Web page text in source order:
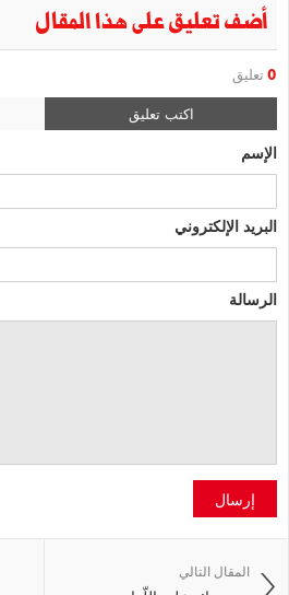
أضف تعليق على هذا المقال
0 تعليق
اكتب تعليق
الإسم
البريد الإلكتروني
الرسالة
إرسال
المقال التالي